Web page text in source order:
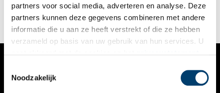
partners voor social media, adverteren en analyse. Deze
partners kunnen deze gegevens combineren met andere
informatie die u aan ze heeft verstrekt of die ze hebben
verzameld op basis van uw gebruik van hun services. U
Noodzakelijk
VERHALEN